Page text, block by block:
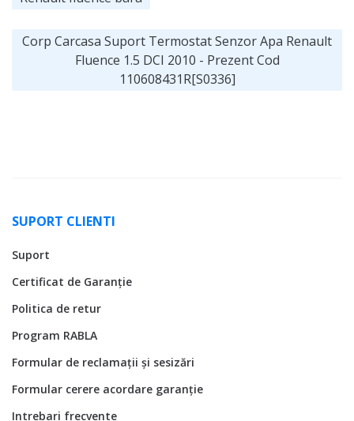
Corp Carcasa Suport Termostat Senzor Apa Renault
Fluence 1.5 DCI 2010 - Prezent Cod
110608431R[S0336]
SUPORT CLIENTI
Suport
Certificat de Garanție
Politica de retur
Program RABLA
Formular de reclamații și sesizări
Formular cerere acordare garanție
Intrebari frecvente